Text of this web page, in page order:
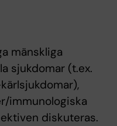
mänskliga
sjukdomar (t.ex.
immunologiska
diskuteras.